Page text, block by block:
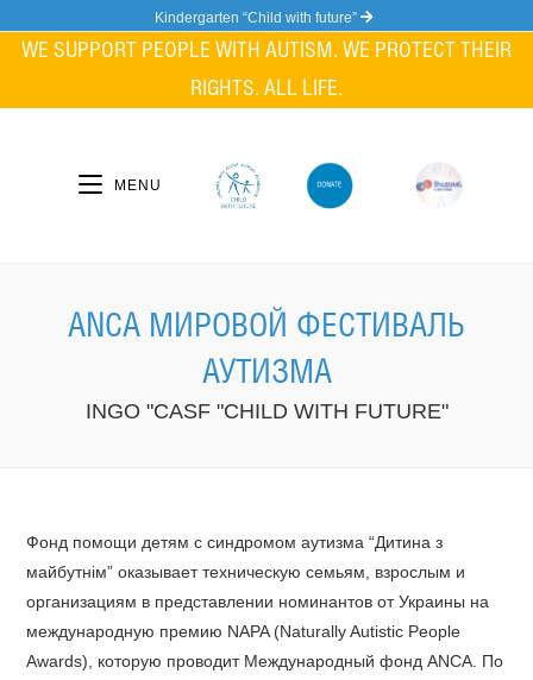
Kindergarten “Child with future”
WE SUPPORT PEOPLE WITH AUTISM. WE PROTECT THEIR
RIGHTS. ALL LIFE.
MENU
ANCA МИРОВОЙ ФЕСТИВАЛЬ
АУТИЗМА
INGO "CASF "CHILD WITH FUTURE"
Фонд помощи детям с синдромом аутизма “Дитина з
майбутнім” оказывает техническую семьям, взрослым и
организациям в представлении номинантов от Украины на
международную премию NAPA (Naturally Autistic People
Awards), которую проводит Международный фонд ANCA. По